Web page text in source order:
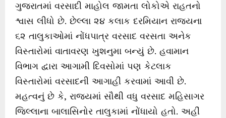
ગુજરાતમાં વરસાદી માહોલ જામતા લોકોએ રાહતનો
શ્વાસ લીધો છે. છેલ્લા ૨૪ કલાક દરમિયાન રાજ્યના
૬૨ તાલુકાઓમાં નોંધપાત્ર વરસાદ વરસતા અનેક
વિસ્તારોમાં વાતાવરણ ખુશનુમા બન્યું છે. હવામાન
વિભાગ દ્વારા આગામી દિવસોમાં પણ કેટલાક
વિસ્તારોમાં વરસાદની આગાહી કરવામાં આવી છે.
મહત્વનું છે કે, રાજ્યમાં સૌથી વધુ વરસાદ મહિસાગર
જિલ્લાના બાલાસિનોર તાલુકામાં નોંધાયો હતો. અહીં